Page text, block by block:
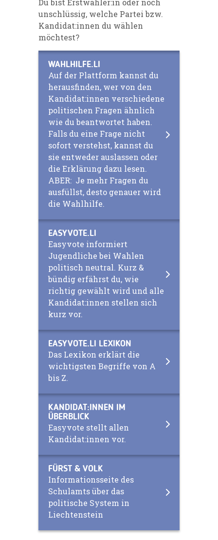
Du bist Erstwähler:in oder noch
unschlüssig, welche Partei bzw.
Kandidat:innen du wählen
möchtest?
WAHLHILFE.LI
Auf der Plattform kannst du
herausfinden, wer von den
Kandidat:innen verschiedene
politischen Fragen ähnlich
wie du beantwortet haben.
Falls du eine Frage nicht
sofort verstehst, kannst du
sie entweder auslassen oder
die Erklärung dazu lesen.
ABER: Je mehr Fragen du
ausfüllst, desto genauer wird
die Wahlhilfe.
EASYVOTE.LI
Easyvote informiert
Jugendliche bei Wahlen
politisch neutral. Kurz &
bündig erfährst du, wie
richtig gewählt wird und alle
Kandidat:innen stellen sich
kurz vor.
EASYVOTE.LI LEXIKON
Das Lexikon erklärt die
wichtigsten Begriffe von A
bis Z.
KANDIDAT:INNEN IM
ÜBERBLICK
Easyvote stellt allen
Kandidat:innen vor.
FÜRST & VOLK
Informationsseite des
Schulamts über das
politische System in
Liechtenstein